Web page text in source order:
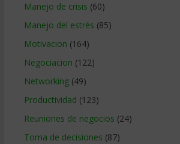
Manejo de crisis (60)
Manejo del estrés (85)
Motivacion (164)
Negociacion (122)
Networking(49)
Productividad (123)
Reuniones de negocios (24)
Toma de decisiones (87)